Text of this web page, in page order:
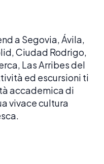
a Segovia, Ávila,
Ciudad Rodrigo,
Las Arribes del
ed escursioni ti
accademica di
vivace cultura